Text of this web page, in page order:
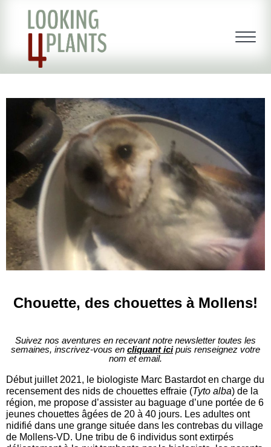
Chouette, des chouettes à Mollens!
Suivez nos aventures en recevant notre newsletter toutes les
semaines, inscrivez-vous en cliquant icipuis renseignez votre
nom et email.
Début juillet 2021, le biologiste Marc Bastardot en charge du
recensement des nids de chouettes effraie (Tyto alba) de la
région, me propose d’assister au baguage d’une portée de 6
jeunes chouettes âgées de 20 à 40 jours. Les adultes ont
nidifié dans une grange située dans les contrebas du village
de Mollens-VD. Une tribu de 6 individus sont extirpés